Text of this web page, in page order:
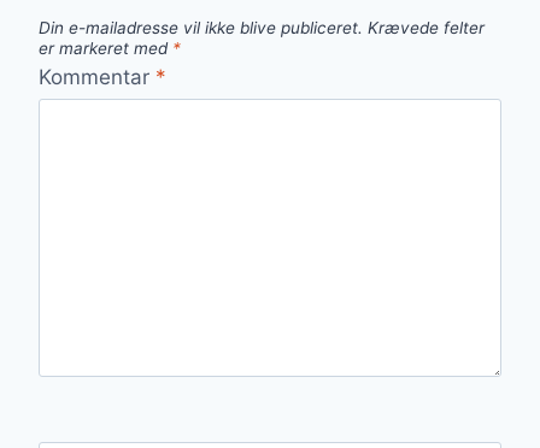
Din e-mailadresse vil ikke blive publiceret. Krævede felter
er markeret med *
Kommentar *